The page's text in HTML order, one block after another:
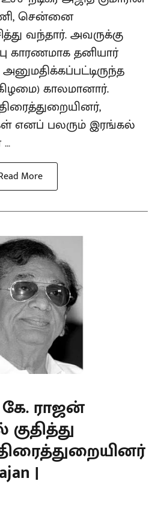
சென்னை
வந்தார். அவருக்கு
காரணமாக தனியார்
காலமானார்.
எனப் பலரும் இரங்கல்
More
கே. ராஜன்
|